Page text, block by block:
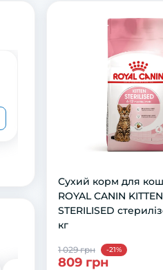
Сухий корм для
ROYAL CANIN KITTEN
STERILISED
кг
1 029 грн -21%
809 грн
Ласощі для
м'ясних
85 грн
64 грн